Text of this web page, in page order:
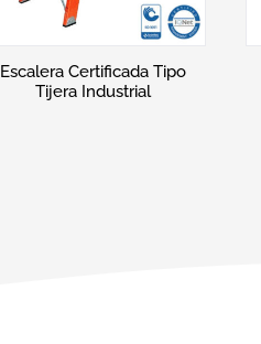
Escalera Certificada Tipo
Extensión Comercial